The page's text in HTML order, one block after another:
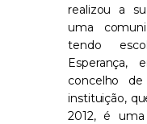
realizou a
uma
tendo
Esperança,
concelho
instituição,
2012, é